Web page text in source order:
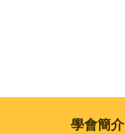
學會簡介